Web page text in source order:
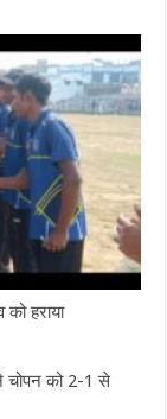
हराया
चोपन को 2-1 से